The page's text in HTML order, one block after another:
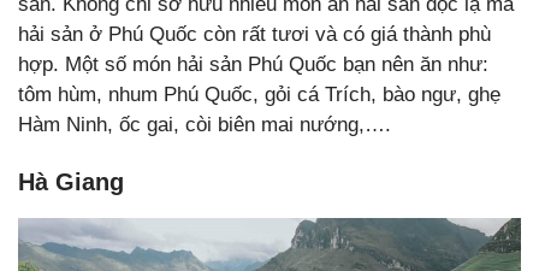
sản. Không chỉ sở hữu nhiều món ăn hải sản độc lạ mà
hải sản ở Phú Quốc còn rất tươi và có giá thành phù
hợp. Một số món hải sản Phú Quốc bạn nên ăn như:
tôm hùm, nhum Phú Quốc, gỏi cá Trích, bào ngư, ghẹ
Hàm Ninh, ốc gai, còi biên mai nướng,….
Hà Giang